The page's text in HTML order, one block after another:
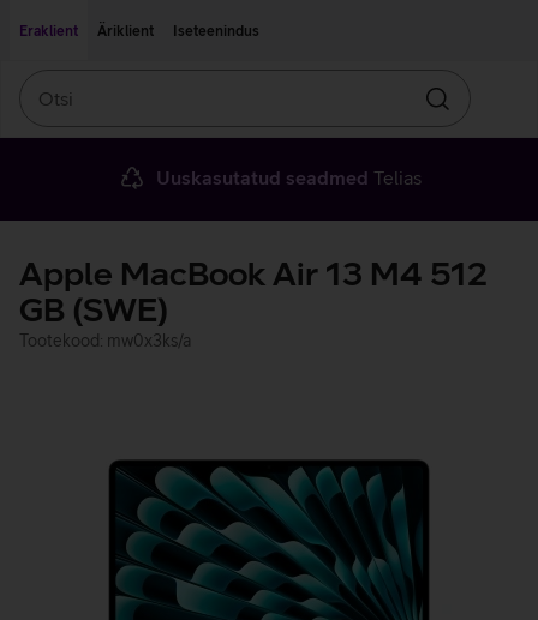
Eraklient
Äriklient Iseteenindus
Otsin
Uuskasutatud seadmed Telias
Apple MacBook Air 13 M4 512
GB (SWE)
Tootekood: mw0x3ks/a